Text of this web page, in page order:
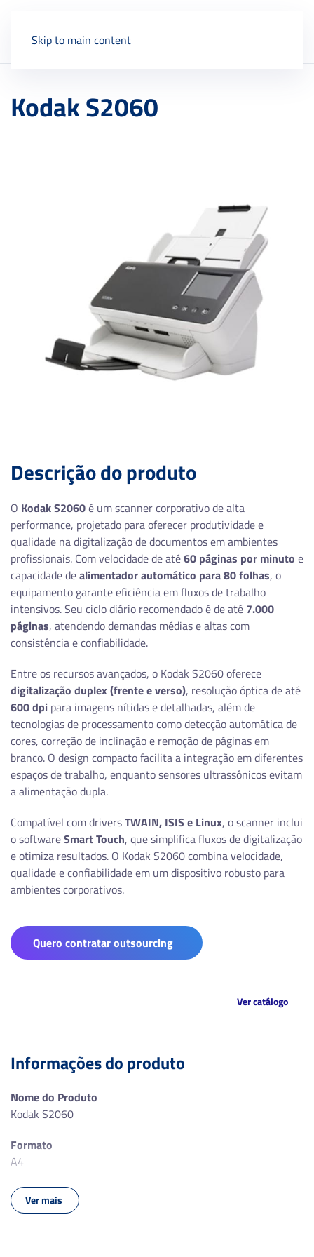
Skip to main content
Kodak S2060
Descrição do produto
O Kodak S2060é um scanner corporativo de alta
performance, projetado para oferecer produtividade e
qualidade na digitalização de documentos em ambientes
profissionais. Com velocidade de até60 páginas por minuto e
capacidade dealimentador automático para 80 folhas, o
equipamento garante eficiência em fluxos de trabalho
intensivos. Seu ciclo diário recomendado é de até 7.000
páginas, atendendo demandas médias e altas com
consistência e confiabilidade.
Entre os recursos avançados, o Kodak S2060 oferece
digitalização duplex (frente e verso), resolução óptica de até
600 dpi para imagens nítidas e detalhadas, além de
tecnologias de processamento como detecção automática de
cores, correção de inclinação e remoção de páginas em
branco. O design compacto facilita a integração em diferentes
espaços de trabalho, enquanto sensores ultrassônicos evitam
a alimentação dupla.
Compatível com driversTWAIN, ISIS e Linux, o scanner inclui
o softwareSmart Touch, que simplifica fluxos de digitalização
e otimiza resultados. O Kodak S2060 combina velocidade,
qualidade e confiabilidade em um dispositivo robusto para
ambientes corporativos.
Quero contratar outsourcing
Ver catálogo
Informações do produto
Nome do Produto
Kodak S2060
Formato
A4
Velocidade de Digitalização (PPM)
60
Ver mais